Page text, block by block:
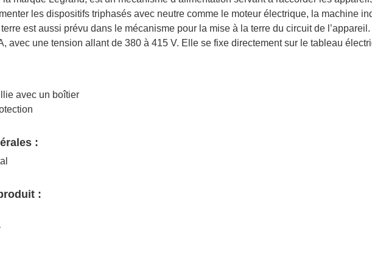
les dispositifs triphasés avec neutre comme le moteur électrique, la machine
est aussi prévu dans le mécanisme pour la mise à la terre du circuit de
avec une tension allant de 380 à 415 V. Elle se fixe directement sur le tableau
avec un boîtier
:
: